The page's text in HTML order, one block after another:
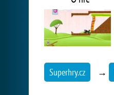
Superhry.cz →